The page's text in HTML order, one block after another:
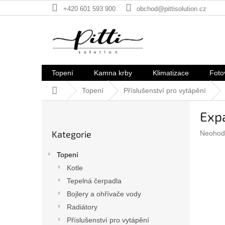
na
+420 601 593 900 obchod@pittisolution.cz
Topení Kamna krby Klimatizace
Domů Topení Příslušenství pro vytápění
kategorie
Kategorie
Topení
Kotle
Tepelná čerpadla
Bojlery a ohřívače vody
Radiátory
Příslušenství pro vytápění